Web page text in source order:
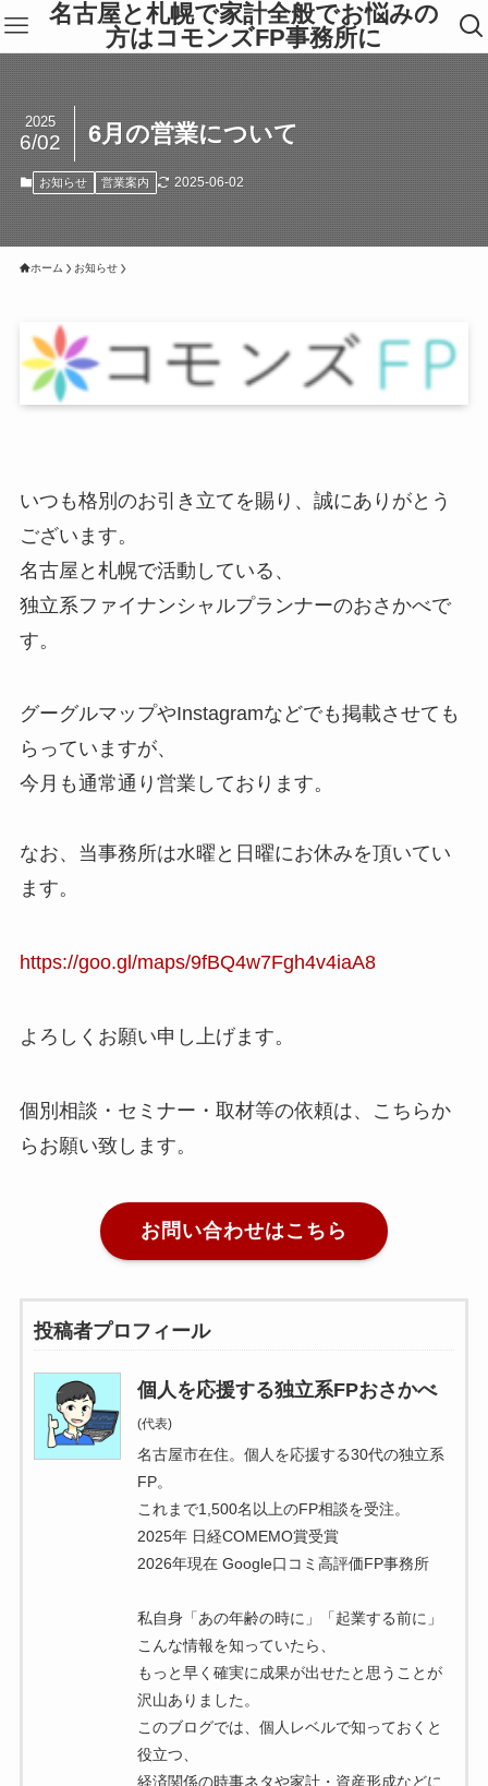
名古屋と札幌で家計全般でお悩みの
方はコモンズFP事務所に
6月の営業について
2025
6/02
お知らせ 営業案内 2025-06-02
ホーム お知らせ
いつも格別のお引き立てを賜り、誠にありがとう
ございます。
名古屋と札幌で活動している、
独立系ファイナンシャルプランナーのおさかべで
す。
グーグルマップやInstagramなどでも掲載させても
らっていますが、
今月も通常通り営業しております。
なお、当事務所は水曜と日曜にお休みを頂いてい
ます。
https://goo.gl/maps/9fBQ4w7Fgh4v4iaA8
よろしくお願い申し上げます。
個別相談・セミナー・取材等の依頼は、こちらか
らお願い致します。
お問い合わせはこちら
投稿者プロフィール
個人を応援する独立系FPおさかべ
(代表)
名古屋市在住。個人を応援する30代の独立系
FP。
これまで1,500名以上のFP相談を受注。
2025年 日経COMEMO賞受賞
2026年現在 Google口コミ高評価FP事務所
私自身「あの年齢の時に」「起業する前に」
こんな情報を知っていたら、
もっと早く確実に成果が出せたと思うことが
沢山ありました。
このブログでは、個人レベルで知っておくと
役立つ、
経済関係の時事ネタや家計・資産形成などに